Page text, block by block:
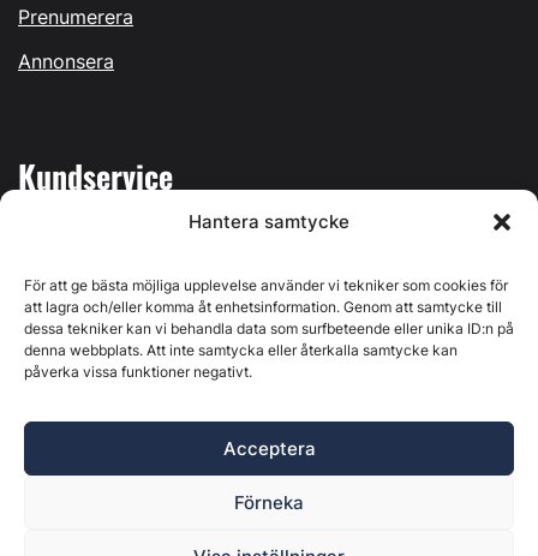
Hantera samtycke
För att ge bästa möjliga upplevelse använder vi tekniker som cookies för
att lagra och/eller komma åt enhetsinformation. Genom att samtycke till
dessa tekniker kan vi behandla data som surfbeteende eller unika ID:n på
denna webbplats. Att inte samtycka eller återkalla samtycke kan
påverka vissa funktioner negativt.
Acceptera
Förneka
Prenumerera
Annonsera
Kundservice
Kontakta oss
Östernäsvägen 1, 827 32 Ljusdal, org.nr: 556625-6425 -
Ansvarig utgivare: Henrik Ekberg. Innehållet på denna
webbplats är upphovsrättsligt skyddat. Ange källa vid citering.
Byggvärlden är en del avMarknadsdatagruppen
Policy för datahantering, integritet och cookies